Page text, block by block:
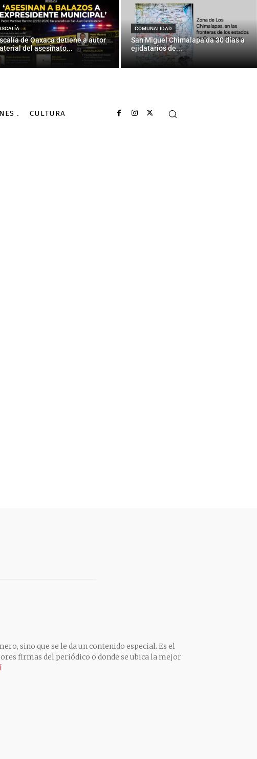
de Oaxaca detiene a autor
del asesinato...
COMUNALIDAD
San Miguel Chimalapa da 30 días a
ejidatarios de...
CULTURA
sino que se le da un contenido especial. Es el
firmas del periódico o donde se ubica la mejor